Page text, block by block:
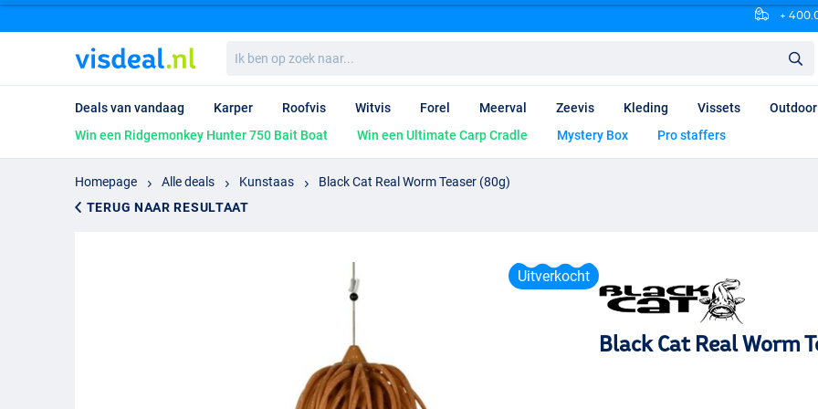
+
ben
op
naar...
Deals van vandaag Karper Roofvis Witvis Forel Meerval Zeevis Kleding Vissets Outdoor
Win een Ridgemonkey Hunter 750 Bait Boat
Win een Ultimate Carp Cradle Mystery Box Pro staffers
Homepage Alle deals Kunstaas
Black Cat Real Worm Teaser (80g)
TERUG NAAR RESULTAAT
Uitverkocht
Black Cat Real Worm